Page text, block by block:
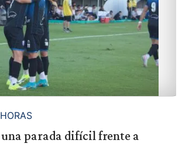
parada difícil frente a